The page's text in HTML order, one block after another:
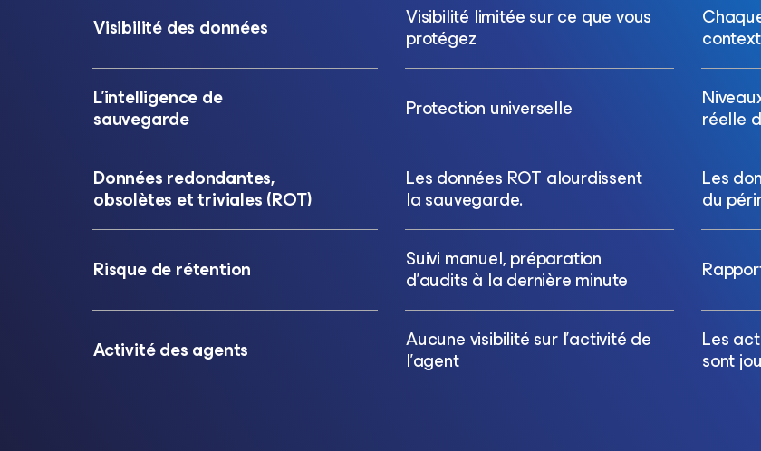
Visibilité des données Visibilité limitée sur ce que vous
protégez
L’intelligence de
sauvegarde Protection universelle
réelle
Données redondantes,
obsolètes et triviales (ROT)
Les données ROT alourdissent
la sauvegarde.
Les
du
Risque de rétention Suivi manuel, préparation
d’audits à la dernière minute
Activité des agents Aucune visibilité sur l’activité de
l’agent
Les
sont